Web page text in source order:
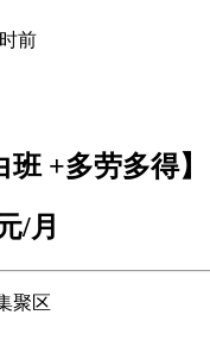
前
+多劳多得】
/月
聚区